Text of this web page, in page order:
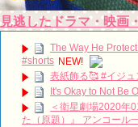
見逃したドラマ・映画
The Way He
#shorts NEW!
表紙飾る🥰 #イジュ
It's Okay to Not Be
＜衛星劇場2020年
た（原題）』 アンコール